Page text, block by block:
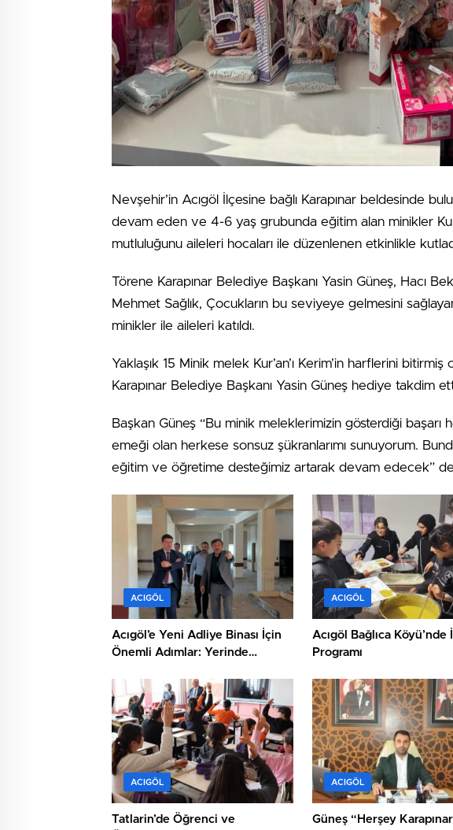
Nevşehir’in Acıgöl İlçesine bağlı Karapınar beldesinde
devam eden ve 4-6 yaş grubunda eğitim alan minikler
mutluluğunu aileleri hocaları ile düzenlenen etkinlikle
Törene Karapınar Belediye Başkanı Yasin Güneş, Hacı
Mehmet Sağlık, Çocukların bu seviyeye gelmesini
minikler ile aileleri katıldı.
Yaklaşık 15 Minik melek Kur’an’ı Kerim’in harflerini
Karapınar Belediye Başkanı Yasin Güneş hediye takdim
Başkan Güneş “Bu minik meleklerimizin gösterdiği
emeği olan herkese sonsuz şükranlarımı sunuyorum.
eğitim ve öğretime desteğimiz artarak devam edecek”
ACIGÖL
Acıgöl’e Yeni Adliye Binası İçin
Önemli Adımlar: Yerinde
Değerlendirmesi
ACIGÖL
Acıgöl Bağlıca Köyü’nde
Programı
ACIGÖL
Tatlarin’de Öğrenci ve
ACIGÖL
Güneş “Herşey